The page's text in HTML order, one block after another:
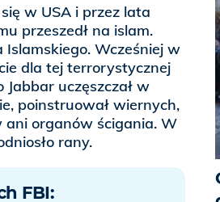
w USA i przez lata
przeszedł na islam.
Wcześniej w
dla tej terrorystycznej
uczęszczał w
poinstruował wiernych,
ani organów ścigania. W
rany.
FBI: